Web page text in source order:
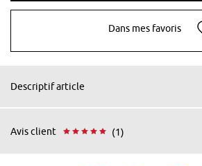
Dans mes favoris
Descriptif article
Avis client (1)